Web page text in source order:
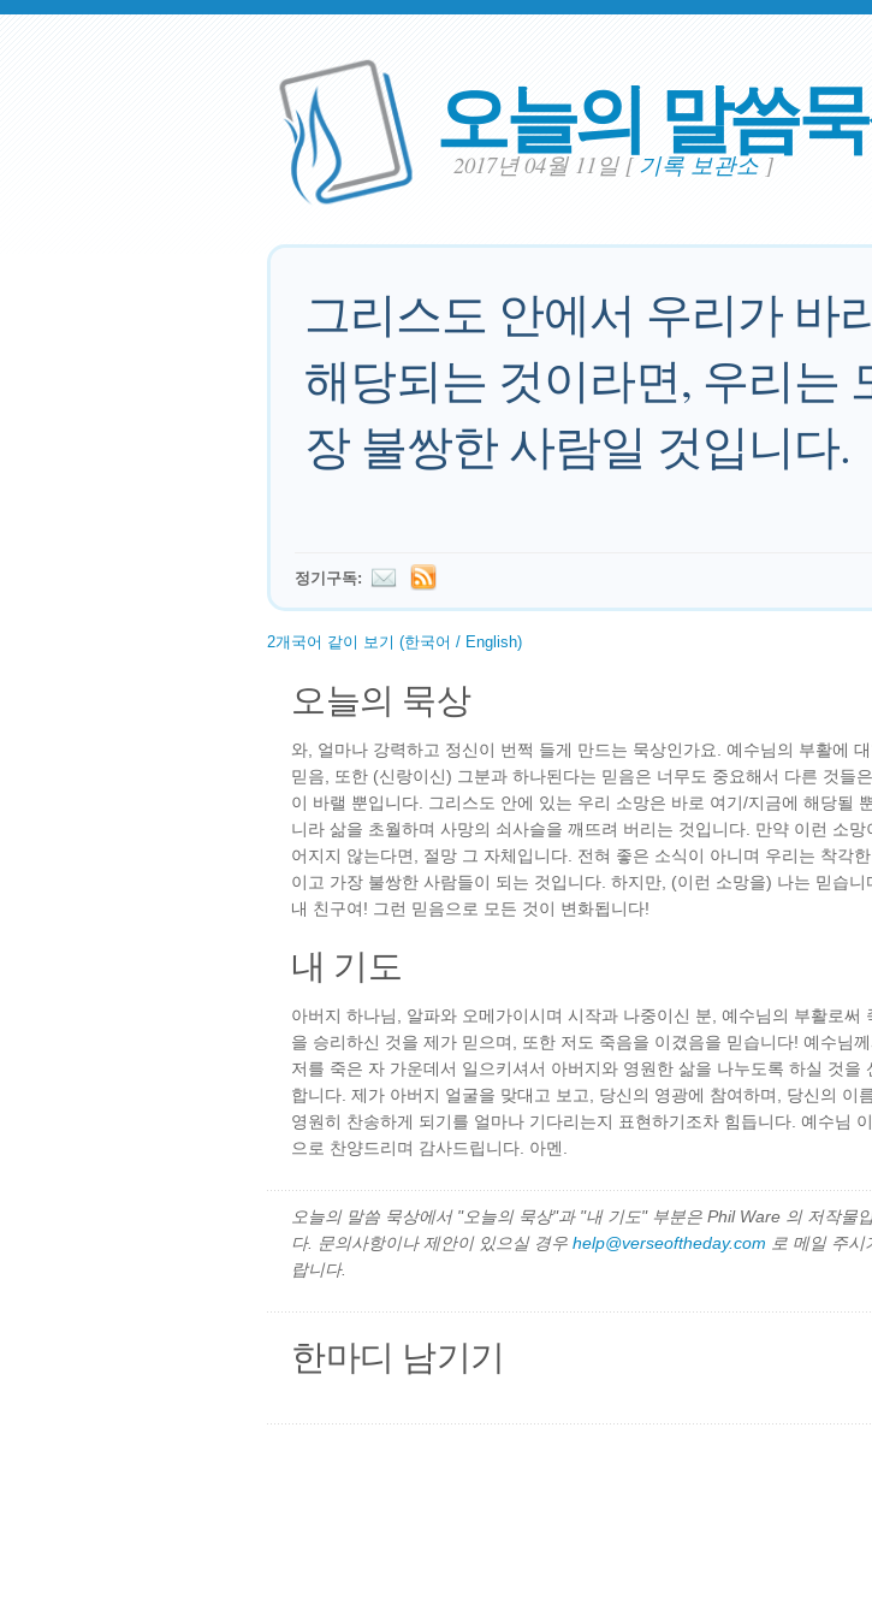
오늘의 말씀
2017년 04월 11일 [기록 보관소]
그리스도 안에서 우리가 바
해당되는 것이라면, 우리는
장 불쌍한 사람일 것입니다.
정기구독:
2개국어 같이 보기 (한국어 / English)
오늘의 묵상
와, 얼마나 강력하고 정신이 번쩍 들게 만드는 묵상인가요. 예수님의 부활에
믿음, 또한 (신랑이신) 그분과 하나된다는 믿음은 너무도 중요해서 다른 것들
이 바랠 뿐입니다. 그리스도 안에 있는 우리 소망은 바로 여기/지금에 해당될
니라 삶을 초월하며 사망의 쇠사슬을 깨뜨려 버리는 것입니다. 만약 이런 소망
어지지 않는다면, 절망 그 자체입니다. 전혀 좋은 소식이 아니며 우리는 착각한
이고 가장 불쌍한 사람들이 되는 것입니다. 하지만, (이런 소망을) 나는 믿습니
내 친구여! 그런 믿음으로 모든 것이 변화됩니다!
내 기도
아버지 하나님, 알파와 오메가이시며 시작과 나중이신 분, 예수님의 부활로써
을 승리하신 것을 제가 믿으며, 또한 저도 죽음을 이겼음을 믿습니다! 예수님께
저를 죽은 자 가운데서 일으키셔서 아버지와 영원한 삶을 나누도록 하실 것을
합니다. 제가 아버지 얼굴을 맞대고 보고, 당신의 영광에 참여하며, 당신의 이
영원히 찬송하게 되기를 얼마나 기다리는지 표현하기조차 힘듭니다. 예수님
으로 찬양드리며 감사드립니다. 아멘.
오늘의 말씀 묵상에서 "오늘의 묵상"과 "내 기도" 부분은 Phil Ware 의 저작물
다. 문의사항이나 제안이 있으실 경우 help@verseoftheday.com 로 메일 주시
랍니다.
한마디 남기기